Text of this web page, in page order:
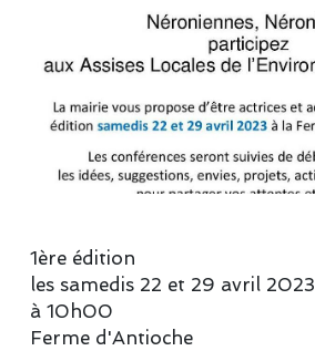
1ère édition
les samedis 22 et 29 avril 2023
à 10h00
Ferme d'Antioche